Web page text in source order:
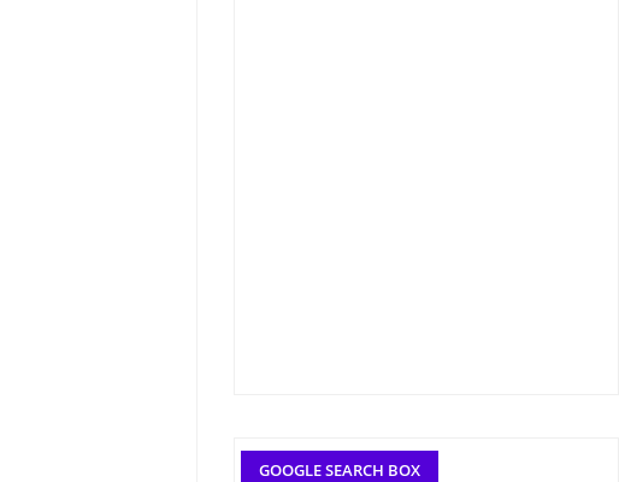
GOOGLE SEARCH BOX